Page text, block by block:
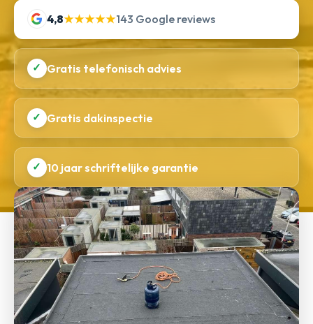
4,8★★★★★143 Google reviews
✓ Gratis telefonisch advies
✓ Gratis dakinspectie
✓ 10 jaar schriftelijke garantie